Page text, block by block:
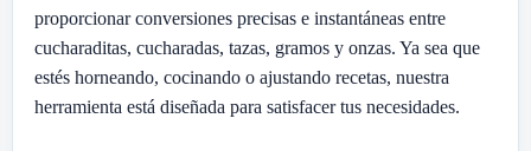
proporcionar conversiones precisas e instantáneas entre
cucharaditas, cucharadas, tazas, gramos y onzas. Ya sea que
estés horneando, cocinando o ajustando recetas, nuestra
herramienta está diseñada para satisfacer tus necesidades.